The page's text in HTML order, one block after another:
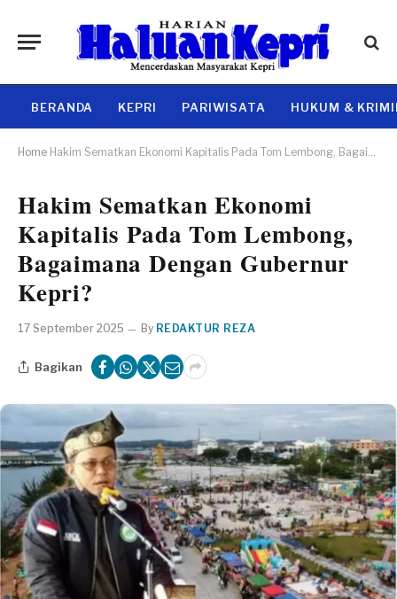
BERANDA KEPRI PARIWISATA HUKUM &
Home Hakim Sematkan Ekonomi Kapitalis Pada Tom Lembong, Bagaimana Dengan Gubernur Kepri?
Hakim Sematkan Ekonomi
Kapitalis Pada Tom Lembong,
Bagaimana Dengan Gubernur
Kepri?
17 September 2025 By REDAKTUR REZA
Bagikan